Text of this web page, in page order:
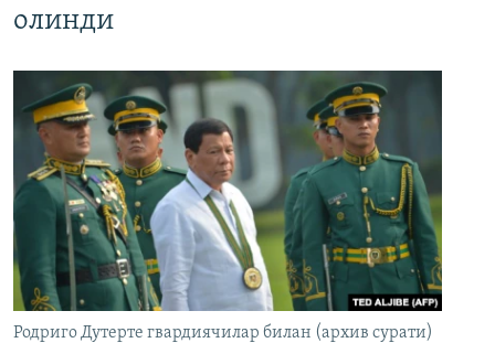
олинди
Родриго Дутерте гвардиячилар билан (архив сурати)